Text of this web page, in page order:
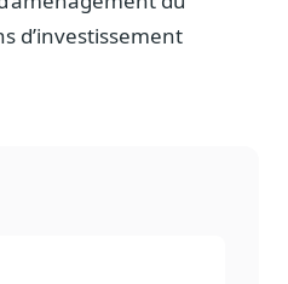
d’investissement